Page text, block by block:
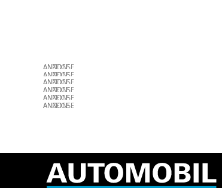
ANZEIGE
ANZEIGE
ANZEIGE
ANZEIGE
ANZEIGE
ANZEIGE